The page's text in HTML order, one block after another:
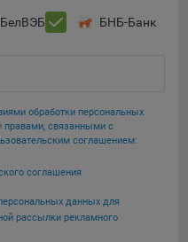
Данные файлы cookie
Обществу вносить в них
всего, помогают
при использовании
эффективность
есть возможность
БНБ-Банк
обработки персональных
правами, связанными с
соглашением:
соглашения
данных для
рассылки рекламного